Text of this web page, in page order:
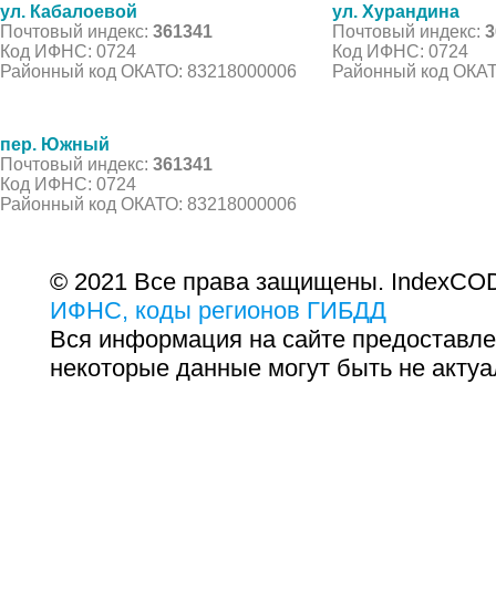
ул. Кабалоевой
Почтовый индекс: 361341
Код ИФНС: 0724
Районный код ОКАТО: 83218000006
ул. Хурандина
Почтовый индекс:
Код ИФНС: 0724
Районный код
пер. Южный
Почтовый индекс: 361341
Код ИФНС: 0724
Районный код ОКАТО: 83218000006
© 2021 Все права защищены.
ИФНС, коды регионов ГИБДД
Вся информация на сайте
некоторые данные могут быть не